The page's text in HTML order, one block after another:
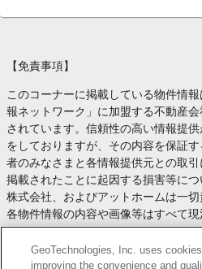
【免責事項】
このコーナーに掲載している物件情
報ネットワーク」に加盟する不動産
されています。信頼性の高い情報提
をしておりますが、その内容を保証
者のみなさまと各情報提供元との取
掲載されたことに起因する損害等に
株式会社、およびアットホームは一切
各物件情報の内容や画像等はすべて
す。
お取引等（お取引の準備、資金調達
や契約条件等について、 各情報提供
GeoTechnologies, Inc. uses
improving the convenience and